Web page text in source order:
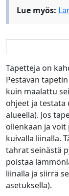
Lue myös:
Tapetteja on
Pestävän
kuin maalattu
ohjeet ja
alueella). Jos
ollenkaan ja voit
kuivalla liinalla.
tahrat seinästä
poistaa
liinalla ja siirrä
asetuksella).